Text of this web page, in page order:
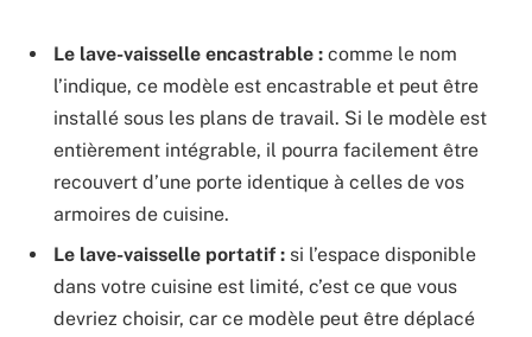
Le lave-vaisselle encastrable : comme le nom
l’indique, ce modèle est encastrable et peut être
installé sous les plans de travail. Si le modèle est
entièrement intégrable, il pourra facilement être
recouvert d’une porte identique à celles de vos
armoires de cuisine.
Le lave-vaisselle portatif : si l’espace disponible
dans votre cuisine est limité, c’est ce que vous
devriez choisir, car ce modèle peut être déplacé